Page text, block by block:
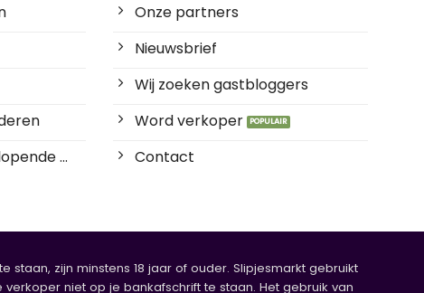
...
Onze partners
Nieuwsbrief
Wij zoeken gastbloggers
Word verkoper
Contact
zijn minstens 18 jaar of ouder. Slipjesmarkt gebruikt
niet op je bankafschrift te staan. Het gebruik van